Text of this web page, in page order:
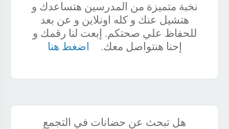
نخبة متميزة من المدرسين هتساعدك و
هتشيل عنك و كله اونلاين و عن بعد
للحفاظ علي صحتكم. إبعت لنا رقمك و
إحنا هنتواصل معك.
اضغط هنا
هل تبحث عن حضانات في التجمع